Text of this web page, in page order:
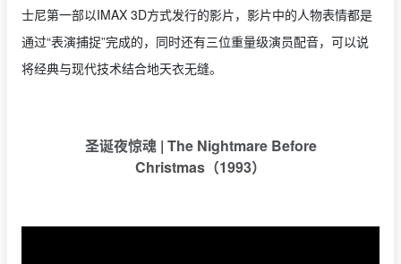
士尼第一部以IMAX 3D方式发行的影片，影片中的人物表情都是
通过“表演捕捉”完成的，同时还有三位重量级演员配音，可以说
将经典与现代技术结合地天衣无缝。
圣诞夜惊魂 | The Nightmare Before
Christmas（1993）